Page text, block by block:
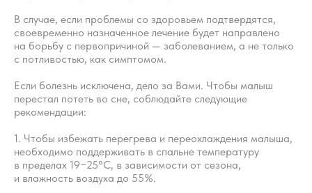
В случае, если проблемы со здоровьем подтвердятся,
своевременно назначенное лечение будет направлено
на борьбу с первопричиной — заболеванием, а не только
с потливостью, как симптомом.
Если болезнь исключена, дело за Вами. Чтобы малыш
перестал потеть во сне, соблюдайте следующие
рекомендации:
1. Чтобы избежать перегрева и переохлаждения малыша,
необходимо поддерживать в спальне температуру
в пределах 19−25°С, в зависимости от сезона,
и влажность воздуха до 55%.
Хотите наладить
сон ребёнка?
Подробнее
Запишитесь на первичную
консультацию — начните
высыпаться всей семьёй